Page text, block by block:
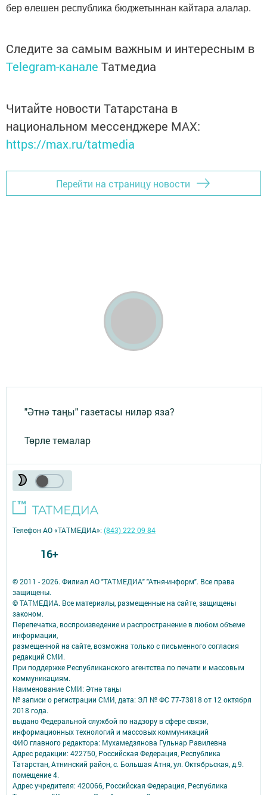
бер өлешен республика бюджетыннан кайтара алалар.
Следите за самым важным и интересным в
Telegram-канале Татмедиа
Читайте новости Татарстана в
национальном мессенджере MАХ:
https://max.ru/tatmedia
Перейти на страницу новости
"Әтнә таңы" газетасы ниләр яза?
Төрле темалар
© 2011 - 2026. Филиал АО "ТАТМЕДИА" "Атня-информ". Все права
защищены.
© ТАТМЕДИА. Все материалы, размещенные на сайте, защищены
законом.
Перепечатка, воспроизведение и распространение в любом объеме
информации,
размещенной на сайте, возможна только с письменного согласия
редакций СМИ.
При поддержке Республиканского агентства по печати и массовым
коммуникациям.
Наименование СМИ: Әтнә таңы
№ записи о регистрации СМИ, дата: ЭЛ № ФС 77-73818 от 12 октября
2018 года.
выдано Федеральной службой по надзору в сфере связи,
информационных технологий и массовых коммуникаций
ФИО главного редактора: Мухамедзянова Гульнар Равилевна
Адрес редакции: 422750, Российская Федерация, Республика
Татарстан, Атнинский район, с. Большая Атня, ул. Октябрьская, д.9.
помещение 4.
Адрес учредителя: 420066, Российская Федерация, Республика
Телефон АО «ТАТМЕДИА»:(843) 222 09 84
16+